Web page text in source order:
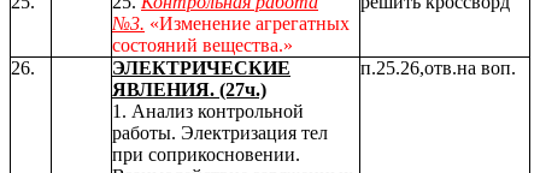
№3. «Изменение агрегатных
состояний вещества.»
26.
ЭЛЕКТРИЧЕСКИЕ
ЯВЛЕНИЯ. (27ч.)
1. Анализ контрольной
работы. Электризация тел
при соприкосновении.
п.25.26,отв.на воп.